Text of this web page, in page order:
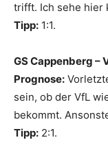
trifft. Ich sehe hier
Tipp: 1:1.
GS Cappenberg –
Prognose:
sein, ob der VfL
bekommt.
Tipp: 2:1.